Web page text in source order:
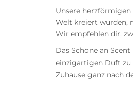
Unsere
Welt kreiert wurden,
Wir empfehlen dir,
Das Schöne an
einzigartigen Duft zu
Zuhause ganz nach